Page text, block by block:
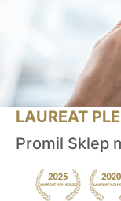
LAUREAT
Promil Sklep